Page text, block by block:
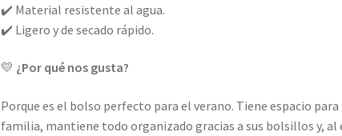
✔️ Material resistente al agua.
✔️ Ligero y de secado rápido.
💛 ¿Por qué nos gusta?
Porque es el bolso perfecto para el verano. Tiene espacio
familia, mantiene todo organizado gracias a sus bolsillos y, al